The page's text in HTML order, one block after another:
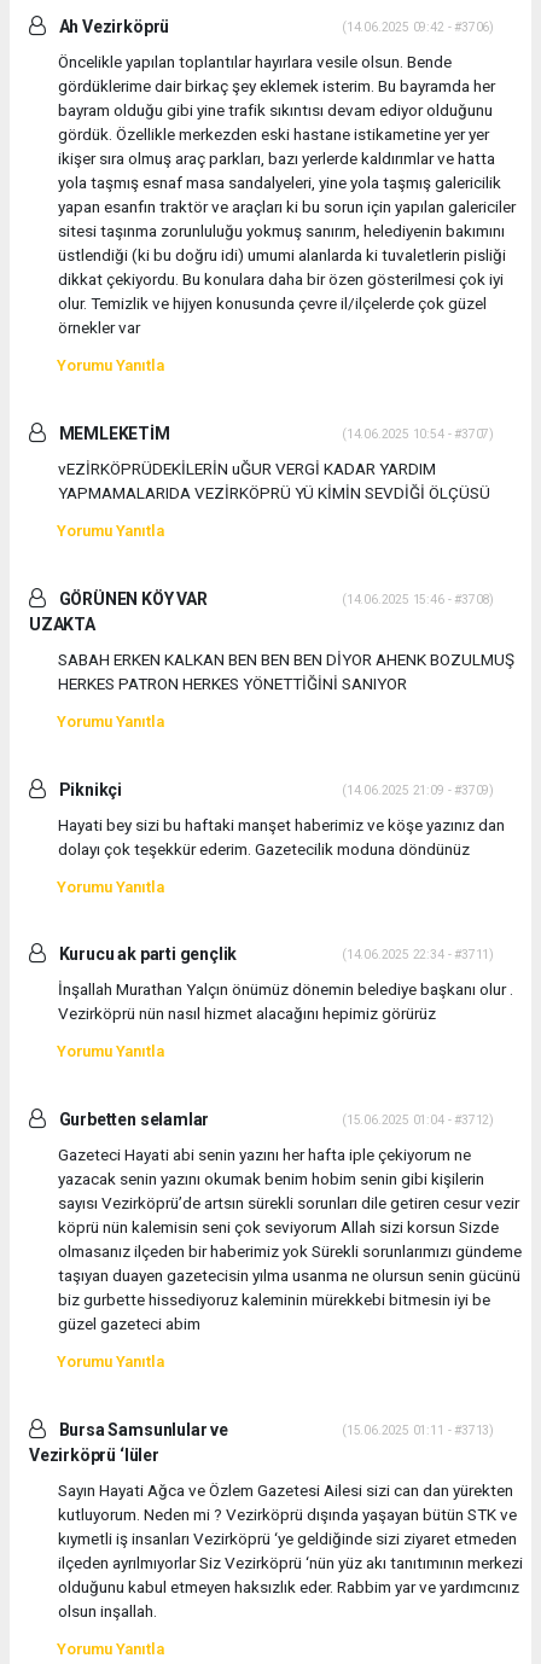
Ah Vezirköprü (14.06.2025 09:42 - #3706)
Öncelikle yapılan toplantılar hayırlara vesile olsun. Bende
gördüklerime dair birkaç şey eklemek isterim. Bu bayramda her
bayram olduğu gibi yine trafik sıkıntısı devam ediyor olduğunu
gördük. Özellikle merkezden eski hastane istikametine yer yer
ikişer sıra olmuş araç parkları, bazı yerlerde kaldırımlar ve hatta
yola taşmış esnaf masa sandalyeleri, yine yola taşmış galericilik
yapan esanfın traktör ve araçları ki bu sorun için yapılan galericiler
sitesi taşınma zorunluluğu yokmuş sanırım, helediyenin bakımını
üstlendiği (ki bu doğru idi) umumi alanlarda ki tuvaletlerin pisliği
dikkat çekiyordu. Bu konulara daha bir özen gösterilmesi çok iyi
olur. Temizlik ve hijyen konusunda çevre il/ilçelerde çok güzel
örnekler var
Yorumu Yanıtla
MEMLEKETİM (14.06.2025 10:54 - #3707)
vEZİRKÖPRÜDEKİLERİN uĞUR VERGİ KADAR YARDIM
YAPMAMALARIDA VEZİRKÖPRÜ YÜ KİMİN SEVDİĞİ ÖLÇÜSÜ
Yorumu Yanıtla
GÖRÜNEN KÖY VAR
UZAKTA
(14.06.2025 15:46 - #3708)
SABAH ERKEN KALKAN BEN BEN BEN DİYOR AHENK BOZULMUŞ
HERKES PATRON HERKES YÖNETTİĞİNİ SANIYOR
Yorumu Yanıtla
Piknikçi (14.06.2025 21:09 - #3709)
Hayati bey sizi bu haftaki manşet haberimiz ve köşe yazınız dan
dolayı çok teşekkür ederim. Gazetecilik moduna döndünüz
Yorumu Yanıtla
Kurucu ak parti gençlik (14.06.2025 22:34 - #3711)
İnşallah Murathan Yalçın önümüz dönemin belediye başkanı olur .
Vezirköprü nün nasıl hizmet alacağını hepimiz görürüz
Yorumu Yanıtla
Gurbetten selamlar (15.06.2025 01:04 - #3712)
Gazeteci Hayati abi senin yazını her hafta iple çekiyorum ne
yazacak senin yazını okumak benim hobim senin gibi kişilerin
sayısı Vezirköprü’de artsın sürekli sorunları dile getiren cesur vezir
köprü nün kalemisin seni çok seviyorum Allah sizi korsun Sizde
olmasanız ilçeden bir haberimiz yok Sürekli sorunlarımızı gündeme
taşıyan duayen gazetecisin yılma usanma ne olursun senin gücünü
biz gurbette hissediyoruz kaleminin mürekkebi bitmesin iyi be
güzel gazeteci abim
Yorumu Yanıtla
Bursa Samsunlular ve
Vezirköprü ‘lüler
(15.06.2025 01:11 - #3713)
Sayın Hayati Ağca ve Özlem Gazetesi Ailesi sizi can dan yürekten
kutluyorum. Neden mi ? Vezirköprü dışında yaşayan bütün STK ve
kıymetli iş insanları Vezirköprü ‘ye geldiğinde sizi ziyaret etmeden
ilçeden ayrılmıyorlar Siz Vezirköprü ‘nün yüz akı tanıtımının merkezi
olduğunu kabul etmeyen haksızlık eder. Rabbim yar ve yardımcınız
olsun inşallah.
Yorumu Yanıtla